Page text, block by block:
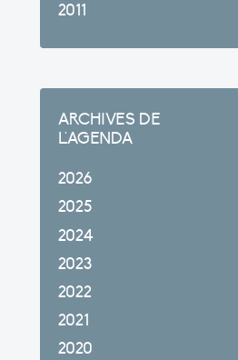
2011
ARCHIVES DE
L'AGENDA
2026
2025
2024
2023
2022
2021
2020